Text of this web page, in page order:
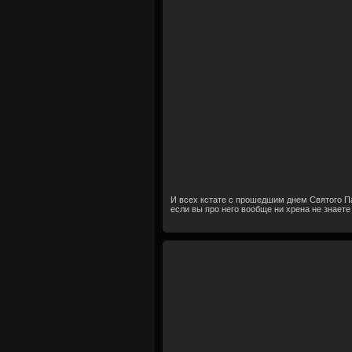
И всех кстате с прошедшим днем Святого
если вы про него вообще ни хрена не